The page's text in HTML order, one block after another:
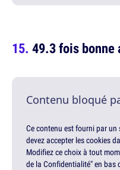
49.3 fois bonne
Contenu bloqué
Ce contenu est fourni par
devez accepter les cookies
Modifiez ce choix à tout
de la Confidentialité" en bas